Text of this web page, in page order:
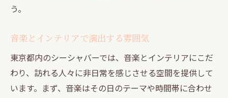
う。
音楽とインテリアで演出する雰囲気
東京都内のシーシャバーでは、音楽とインテリアにこだ
わり、訪れる人々に非日常を感じさせる空間を提供して
います。まず、音楽はその日のテーマや時間帯に合わせ